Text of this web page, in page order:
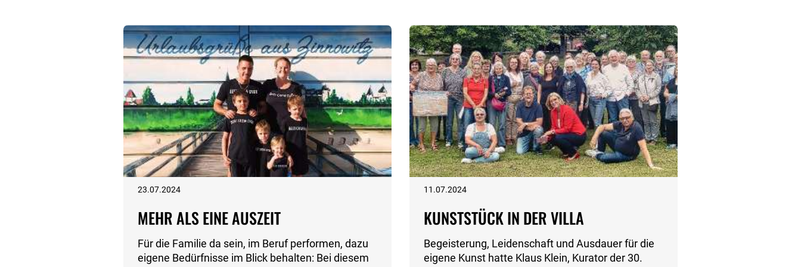
23.07.2024
MEHR ALS EINE AUSZEIT
Für die Familie da sein, im Beruf performen, dazu
eigene Bedürfnisse im Blick behalten: Bei diesem
11.07.2024
KUNSTSTÜCK IN DER VILLA
Begeisterung, Leidenschaft und Ausdauer für die
eigene Kunst hatte Klaus Klein, Kurator der 30.